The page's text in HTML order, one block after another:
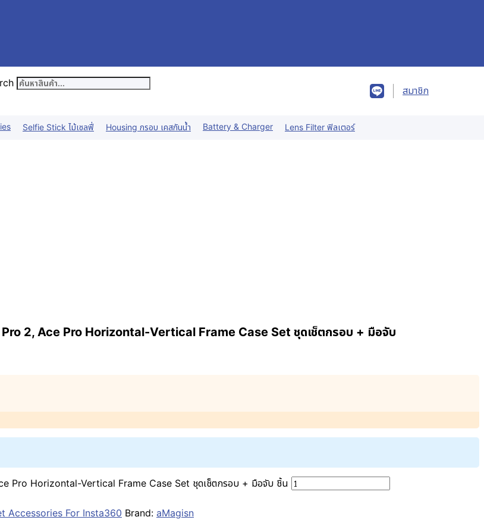
สมาชิก
Selfie Stick ไม้เซลฟี่ Housing กรอบ เคสกันน้ำ Battery & Charger Lens Filter ฟิลเตอร์
2, Ace Pro Horizontal-Vertical Frame Case Set ชุดเช็ตกรอบ + มือจับ
Pro Horizontal-Vertical Frame Case Set ชุดเช็ตกรอบ + มือจับ ชิ้น
Accessories For Insta360 Brand: aMagisn